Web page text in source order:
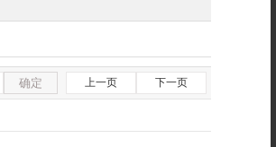
确定 上一页 下一页